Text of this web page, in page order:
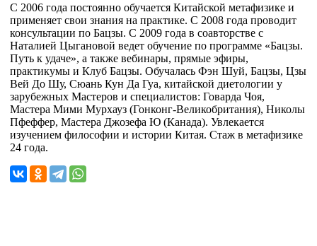
С 2006 года постоянно обучается Китайской метафизике и
применяет свои знания на практике. С 2008 года проводит
консультации по Бацзы. С 2009 года в соавторстве с
Наталией Цыгановой ведет обучение по программе «Бацзы.
Путь к удаче», а также вебинары, прямые эфиры,
практикумы и Клуб Бацзы. Обучалась Фэн Шуй, Бацзы, Цзы
Вей До Шу, Сюань Кун Да Гуа, китайской диетологии у
зарубежных Мастеров и специалистов: Говарда Чоя,
Мастера Мими Мурхауз (Гонконг-Великобритания), Николы
Пфеффер, Мастера Джозефа Ю (Канада). Увлекается
изучением философии и истории Китая. Стаж в метафизике
24 года.